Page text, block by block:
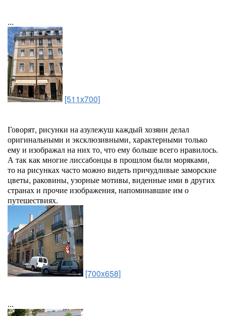
...
[511x700]
Говорят, рисунки на азулежуш каждый хозяин делал
оригинальными и эксклюзивными, характерными только
ему и изображал на них то, что ему больше всего нравилось.
А так как многие лиссабонцы в прошлом были моряками,
то на рисунках часто можно видеть причудливые заморские
цветы, раковины, узорные мотивы, виденные ими в других
странах и прочие изображения, напоминавшие им о
путешествиях.
[700x658]
...